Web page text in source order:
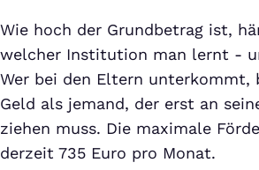
Wie hoch der Grundbetrag ist,
welcher Institution man lernt -
Wer bei den Eltern unterkommt,
Geld als jemand, der erst an
ziehen muss. Die maximale
derzeit 735 Euro pro Monat.